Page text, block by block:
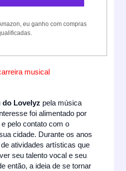
eu ganho com compras
musical
do Lovelyz pela música
foi alimentado por
pelo contato com o
cidade. Durante os anos
atividades artísticas que
seu talento vocal e seu
então, a ideia de se tornar